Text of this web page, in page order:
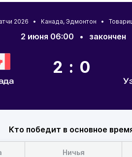
2026 • Канада, Эдмонтон •
2 июня 06:00 • закончен
2:0
Кто победит в основное
Ничья